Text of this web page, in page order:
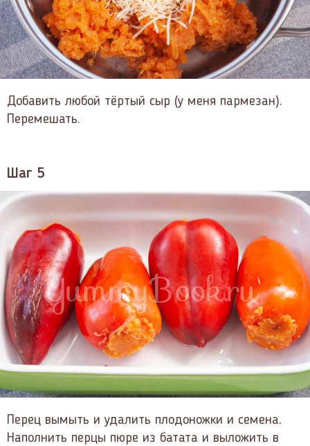
Добавить любой тёртый сыр (у меня пармезан).
Перемешать.
Шаг 5
Перец вымыть и удалить плодоножки и семена.
Наполнить перцы пюре из батата и выложить в